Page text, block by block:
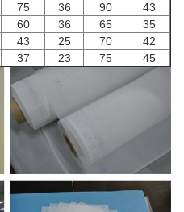
75 36 90
43
60 36 65
35
43 25 70
42
37 23 75 45